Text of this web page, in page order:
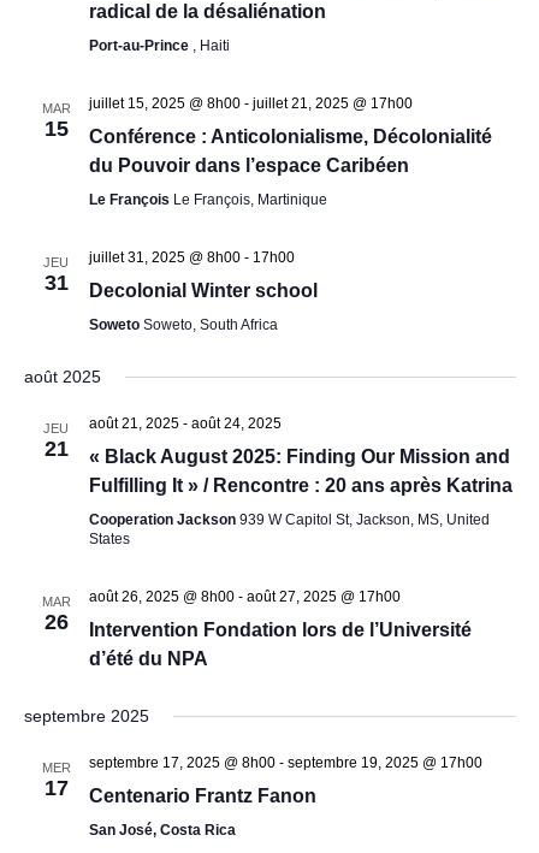
radical de la désaliénation
Port-au-Prince , Haiti
MAR
15
juillet 15, 2025 @ 8h00- juillet 21, 2025 @ 17h00
Conférence : Anticolonialisme, Décolonialité
du Pouvoir dans l’espace Caribéen
Le François Le François, Martinique
JEU
31
juillet 31, 2025 @ 8h00- 17h00
Decolonial Winter school
Soweto Soweto, South Africa
août 2025
JEU
21
août 21, 2025- août 24, 2025
« Black August 2025: Finding Our Mission and
Fulfilling It » / Rencontre : 20 ans après Katrina
Cooperation Jackson 939 W Capitol St, Jackson, MS, United
States
MAR
26
août 26, 2025 @ 8h00- août 27, 2025 @ 17h00
Intervention Fondation lors de l’Université
d’été du NPA
septembre 2025
MER
17
septembre 17, 2025 @ 8h00- septembre 19, 2025 @ 17h00
Centenario Frantz Fanon
San José, Costa Rica